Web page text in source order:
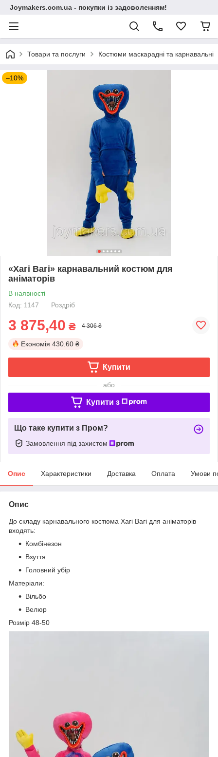
Joymakers.com.ua - покупки із задоволенням!
Товари та послуги Костюми маскарадні та карнавальні
–10%
«Хагі Вагі» карнавальний костюм для
аніматорів
В наявності
Код: 1147
Роздріб
3 875,40 ₴ 4 306 ₴
Економія 430.60 ₴
Купити
або
Купити з
Що таке купити з Пром?
Замовлення під захистом
Опис Характеристики Доставка Оплата Умови
Опис
До складу карнавального костюма Хагі Вагі для аніматорів
входять:
Комбінезон
Взуття
Головний убір
Матеріали:
Вільбо
Велюр
Розмір 48-50